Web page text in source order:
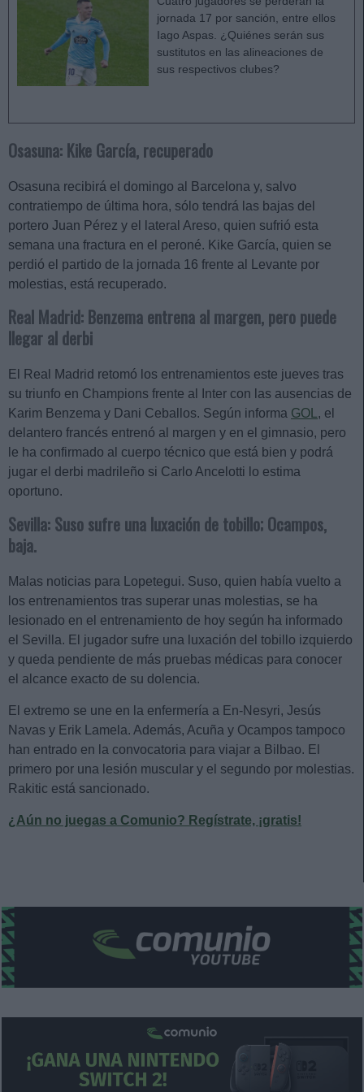
jornada 17 por sanción, entre ellos
Iago Aspas. ¿Quiénes serán sus
sustitutos en las alineaciones de
sus respectivos clubes?
Osasuna: Kike García, recuperado
Osasuna recibirá el domingo al Barcelona y, salvo
contratiempo de última hora, sólo tendrá las bajas del
portero Juan Pérez y el lateral Areso, quien sufrió esta
semana una fractura en el peroné. Kike García, quien se
perdió el partido de la jornada 16 frente al Levante por
molestias, está recuperado.
Real Madrid: Benzema entrena al margen, pero puede
llegar al derbi
El Real Madrid retomó los entrenamientos este jueves tras
su triunfo en Champions frente al Inter con las ausencias de
Karim Benzema y Dani Ceballos. Según informa GOL , el
delantero francés entrenó al margen y en el gimnasio, pero
le ha confirmado al cuerpo técnico que está bien y podrá
jugar el derbi madrileño si Carlo Ancelotti lo estima
oportuno.
Sevilla: Suso sufre una luxación de tobillo; Ocampos,
baja.
Malas noticias para Lopetegui. Suso, quien había vuelto a
los entrenamientos tras superar unas molestias, se ha
lesionado en el entrenamiento de hoy según ha informado
el Sevilla. El jugador sufre una luxación del tobillo izquierdo
y queda pendiente de más pruebas médicas para conocer
el alcance exacto de su dolencia.
El extremo se une en la enfermería a En-Nesyri, Jesús
Navas y Erik Lamela. Además, Acuña y Ocampos tampoco
han entrado en la convocatoria para viajar a Bilbao. El
primero por una lesión muscular y el segundo por molestias.
Rakitic está sancionado.
¿Aún no juegas a Comunio? Regístrate, ¡gratis!